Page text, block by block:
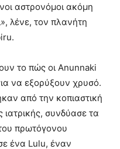
αστρονόμοι ακόμη
λένε, τον πλανήτη
το πώς οι Anunnaki
να εξορύξουν χρυσό.
από την κοπιαστική
συνδύασε τα
πρωτόγονου
ένα Lulu, έναν